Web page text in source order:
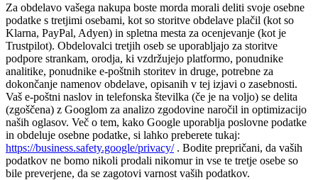
Za obdelavo vašega nakupa boste morda morali deliti svoje osebne
podatke s tretjimi osebami, kot so storitve obdelave plačil (kot so
Klarna, PayPal, Adyen) in spletna mesta za ocenjevanje (kot je
Trustpilot). Obdelovalci tretjih oseb se uporabljajo za storitve
podpore strankam, orodja, ki vzdržujejo platformo, ponudnike
analitike, ponudnike e-poštnih storitev in druge, potrebne za
dokončanje namenov obdelave, opisanih v tej izjavi o zasebnosti.
Vaš e-poštni naslov in telefonska številka (če je na voljo) se delita
(zgoščena) z Googlom za analizo zgodovine naročil in optimizacijo
naših oglasov. Več o tem, kako Google uporablja poslovne podatke
in obdeluje osebne podatke, si lahko preberete tukaj:
https://business.safety.google/privacy/. Bodite prepričani, da vaših
podatkov ne bomo nikoli prodali nikomur in vse te tretje osebe so
bile preverjene, da se zagotovi varnost vaših podatkov.